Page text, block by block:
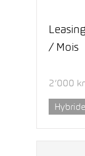
/ Mois
2’000
Hybride